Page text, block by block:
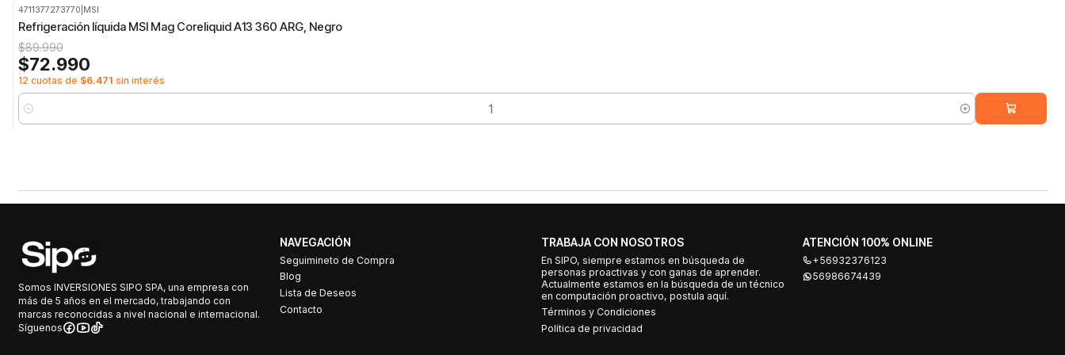
4711377273770 MSI
Refrigeración líquida MSI Mag Coreliquid A13 360 ARG, Negro
$89.990
$72.990
12 cuotas de $6.471 sin interés
Cantidad
Somos INVERSIONES SIPO SPA, una empresa con
más de 5 años en el mercado, trabajando con
marcas reconocidas a nivel nacional e internacional.
Síguenos
NAVEGACIÓN
Seguimineto de Compra
Blog
Lista de Deseos
Contacto
TRABAJA CON NOSOTROS
En SIPO, siempre estamos en búsqueda de
personas proactivas y con ganas de aprender.
Actualmente estamos en la búsqueda de un técnico
en computación proactivo, postula aquí.
Términos y Condiciones
Política de privacidad
ATENCIÓN 100% ONLINE
+56932376123
56986674439